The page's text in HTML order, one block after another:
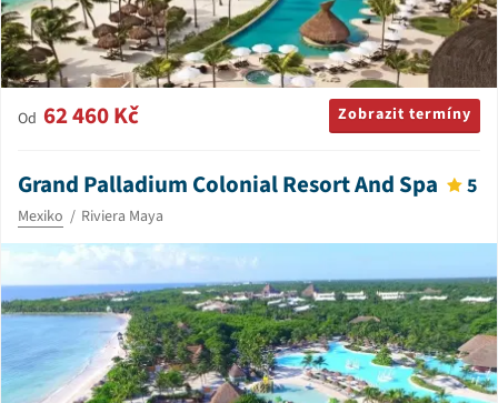
Od 62 460 Kč Zobrazit termíny
Grand Palladium Colonial Resort And Spa 5
Mexiko Riviera Maya